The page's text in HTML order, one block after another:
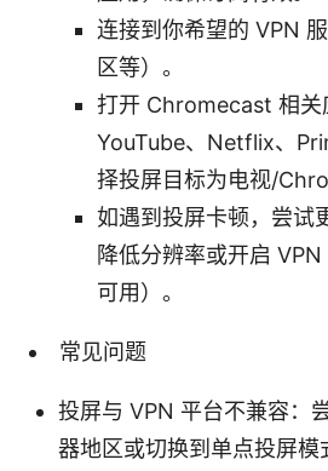
连接到你希望的 VPN
区等）。
打开 Chromecast 相关
YouTube、Netflix、
择投屏目标为电视/
如遇到投屏卡顿，尝试
降低分辨率或开启
可用）。
常见问题
投屏与 VPN 平台不兼容：
器地区或切换到单点投屏模